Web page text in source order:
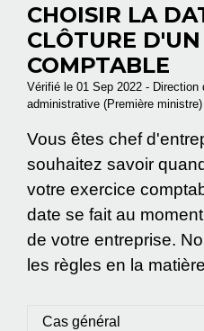
CHOISIR LA
CLÔTURE D'UN
COMPTABLE
Vérifié le 01 Sep 2022 - Direction
administrative (Première ministre)
Vous êtes chef
souhaitez savoir
votre exercice
date se fait au
de votre entreprise.
les règles en la
Cas général